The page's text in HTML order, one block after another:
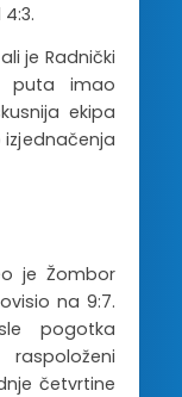
je Radnički
puta imao
ekipa
je Žombor
na 9:7.
pogotka
četvrtine